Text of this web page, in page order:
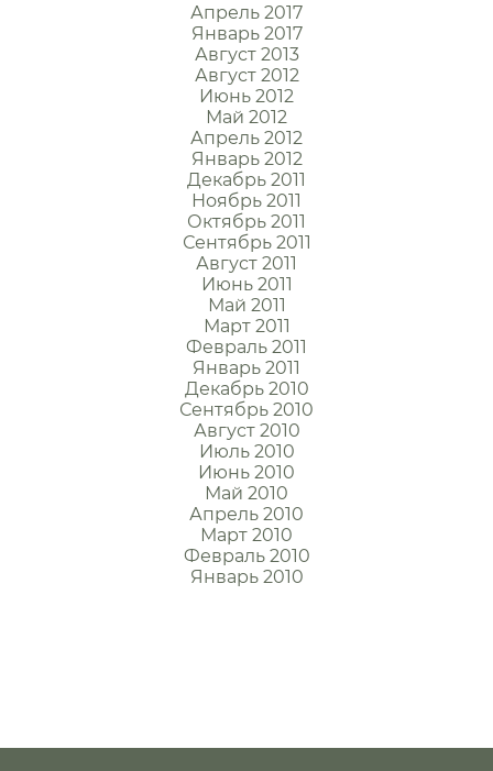
Апрель 2017
Январь 2017
Август 2013
Август 2012
Июнь 2012
Май 2012
Апрель 2012
Январь 2012
Декабрь 2011
Ноябрь 2011
Октябрь 2011
Сентябрь 2011
Август 2011
Июнь 2011
Май 2011
Март 2011
Февраль 2011
Январь 2011
Декабрь 2010
Сентябрь 2010
Август 2010
Июль 2010
Июнь 2010
Май 2010
Апрель 2010
Март 2010
Февраль 2010
Январь 2010